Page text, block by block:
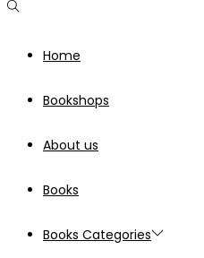
Home
Bookshops
About us
Books
Books Categories